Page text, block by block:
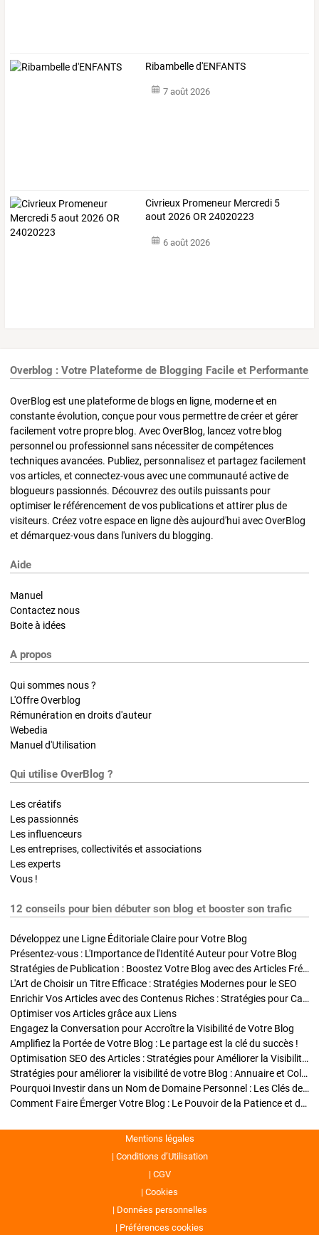
Ribambelle d'ENFANTS
7 août 2026
Civrieux Promeneur Mercredi 5
aout 2026 OR 24020223
6 août 2026
Overblog : Votre Plateforme de Blogging Facile et Performante
OverBlog est une plateforme de blogs en ligne, moderne et en
constante évolution, conçue pour vous permettre de créer et gérer
facilement votre propre blog. Avec OverBlog, lancez votre blog
personnel ou professionnel sans nécessiter de compétences
techniques avancées. Publiez, personnalisez et partagez facilement
vos articles, et connectez-vous avec une communauté active de
blogueurs passionnés. Découvrez des outils puissants pour
optimiser le référencement de vos publications et attirer plus de
visiteurs. Créez votre espace en ligne dès aujourd'hui avec OverBlog
et démarquez-vous dans l'univers du blogging.
Aide
Manuel
Contactez nous
Boite à idées
A propos
Qui sommes nous ?
L'Offre Overblog
Rémunération en droits d'auteur
Webedia
Manuel d'Utilisation
Qui utilise OverBlog ?
Les créatifs
Les passionnés
Les influenceurs
Les entreprises, collectivités et associations
Les experts
Vous !
12 conseils pour bien débuter son blog et booster son trafic
Développez une Ligne Éditoriale Claire pour Votre Blog
Présentez-vous : L'Importance de l'Identité Auteur pour Votre Blog
Stratégies de Publication : Boostez Votre Blog avec des Articles Fréquents et Exclusifs
L'Art de Choisir un Titre Efficace : Stratégies Modernes pour le SEO
Enrichir Vos Articles avec des Contenus Riches : Stratégies pour Captiver et Optimiser
Optimiser vos Articles grâce aux Liens
Engagez la Conversation pour Accroître la Visibilité de Votre Blog
Amplifiez la Portée de Votre Blog : Le partage est la clé du succès !
Optimisation SEO des Articles : Stratégies pour Améliorer la Visibilité de Votre Blog
Stratégies pour améliorer la visibilité de votre Blog : Annuaire et Collaborations
Pourquoi Investir dans un Nom de Domaine Personnel : Les Clés de la Réussite de Votre Blog
Comment Faire Émerger Votre Blog : Le Pouvoir de la Patience et de la Persévérance
Mentions légales
Conditions d’Utilisation
CGV
Cookies
Données personnelles
Préférences cookies